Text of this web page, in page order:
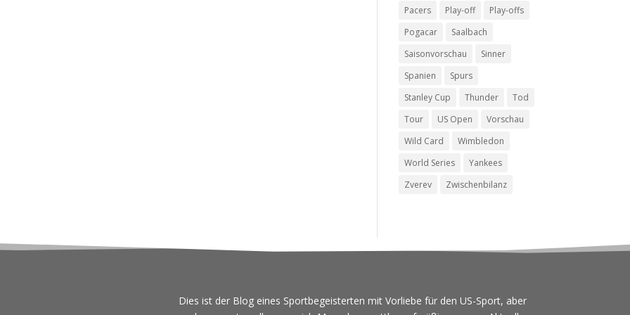
Pacers
Play-off
Play-offs
Pogacar
Saalbach
Saisonvorschau
Sinner
Spanien
Spurs
Stanley Cup
Thunder
Tod
Tour
US Open
Vorschau
Wild Card
Wimbledon
World Series
Yankees
Zverev
Zwischenbilanz
Dies ist der Blog eines Sportbegeisterten mit Vorliebe für den US-Sport, aber